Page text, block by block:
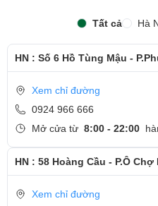
Tất cả Hà
HN : Số 6 Hồ Tùng Mậu -
Xem chỉ đường
0924 966 666
Mở cửa từ 8:00 - 22:00
HN : 58 Hoàng Cầu - P.Ô
Xem chỉ đường